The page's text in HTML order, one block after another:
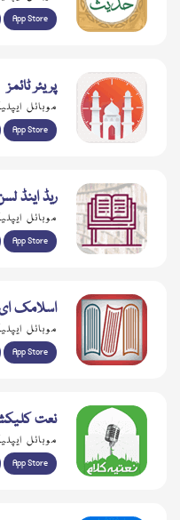
App Store
پریئر ٹائمز
موبائل
App Store
ریڈ اینڈ
موبائل
App Store
اسلامک
موبائل
App Store
نعت
موبائل
App Store